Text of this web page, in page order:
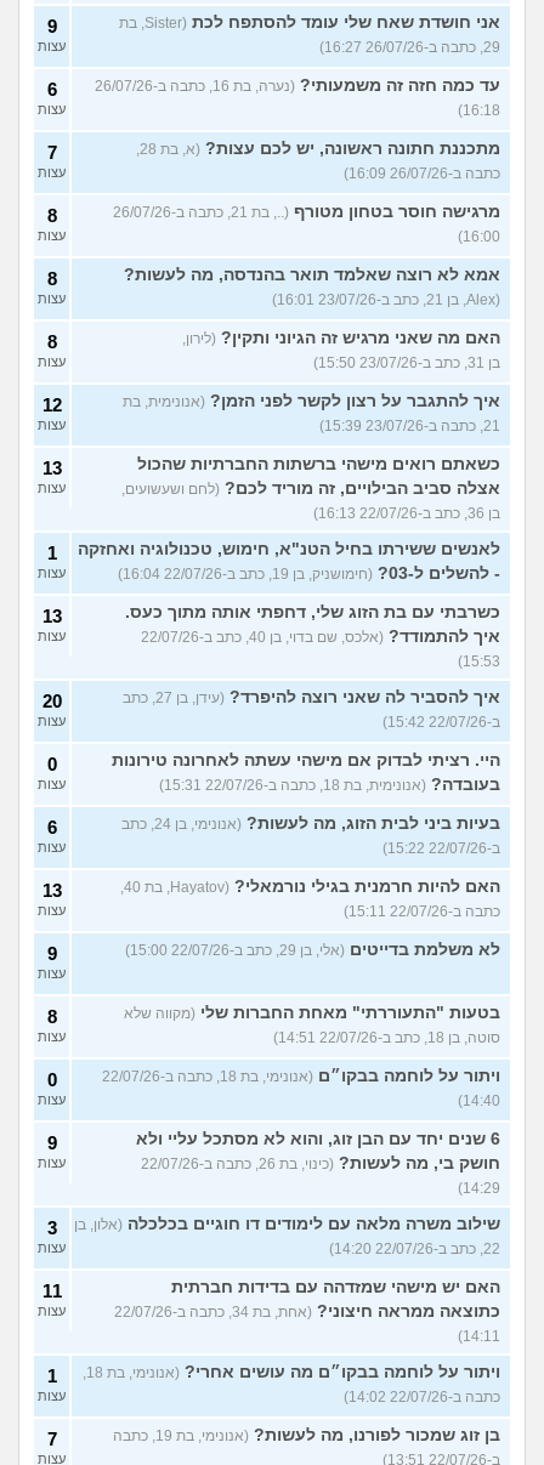
אני חושדת שאח שלי עומד להסתפח לכת
(Sister, בת
29, כתבה ב-26/07/26 16:27)
9
עצות
עד כמה חזה זה משמעותי?
(נערה, בת 16, כתבה ב-26/07/26
16:18)
6
עצות
מתכננת חתונה ראשונה, יש לכם עצות?
(א, בת 28,
כתבה ב-26/07/26 16:09)
7
עצות
מרגישה חוסר בטחון מטורף
(.., בת 21, כתבה ב-26/07/26
16:00)
8
עצות
אמא לא רוצה שאלמד תואר בהנדסה, מה לעשות?
(Alex, בן 21, כתב ב-23/07/26 16:01)
8
עצות
האם מה שאני מרגיש זה הגיוני ותקין? (לירון,
בן 31, כתב ב-23/07/26 15:50)
8
עצות
איך להתגבר על רצון לקשר לפני הזמן? (אנונימית, בת
21, כתבה ב-23/07/26 15:39)
12
עצות
כשאתם רואים מישהי ברשתות החברתיות שהכול
אצלה סביב הבילויים, זה מוריד לכם? (לחם ושעשועים,
בן 36, כתב ב-22/07/26 16:13)
13
עצות
לאנשים ששירתו בחיל הטנ"א, חימוש, טכנולוגיה ואחזקה
- להשלים ל-03?
(חימושניק, בן 19, כתב ב-22/07/26 16:04)
1
עצות
כשרבתי עם בת הזוג שלי, דחפתי אותה מתוך כעס.
איך להתמודד?
(אלכס, שם בדוי, בן 40, כתב ב-22/07/26
15:53)
13
עצות
איך להסביר לה שאני רוצה להיפרד?
(עידן, בן 27, כתב
ב-22/07/26 15:42)
20
עצות
היי. רציתי לבדוק אם מישהי עשתה לאחרונה טירונות
בעובדה? (אנונימית, בת 18, כתבה ב-22/07/26 15:31)
0
עצות
בעיות ביני לבית הזוג, מה לעשות?
(אנונימי, בן 24, כתב
ב-22/07/26 15:22)
6
עצות
האם להיות חרמנית בגילי נורמאלי?
(Hayatov, בת 40,
כתבה ב-22/07/26 15:11)
13
עצות
לא משלמת בדייטים (אלי, בן 29, כתב ב-22/07/26 15:00) 9
עצות
בטעות "התעוררתי" מאחת החברות שלי (מקווה שלא
סוטה, בן 18, כתב ב-22/07/26 14:51)
8
עצות
ויתור על לוחמה בבקו״ם
(אנונימי, בת 18, כתבה ב-22/07/26
14:40)
0
עצות
6 שנים יחד עם הבן זוג, והוא לא מסתכל עליי ולא
חושק בי, מה לעשות?
(כינוי, בת 26, כתבה ב-22/07/26
14:29)
9
עצות
שילוב משרה מלאה עם לימודים דו חוגיים בכלכלה (אלון, בן
22, כתב ב-22/07/26 14:20)
3
עצות
האם יש מישהי שמזדהה עם בדידות חברתית
כתוצאה ממראה חיצוני?
(אחת, בת 34, כתבה ב-22/07/26
14:11)
11
עצות
ויתור על לוחמה בבקו״ם מה עושים אחרי?
(אנונימי, בת 18,
כתבה ב-22/07/26 14:02)
1
עצות
בן זוג שמכור לפורנו, מה לעשות?
(אנונימי, בת 19, כתבה
ב-22/07/26 13:51)
7
עצות